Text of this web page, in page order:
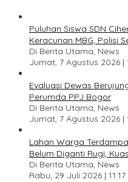
Puluhan Siswa SDN
Keracunan MBG, Polisi
Di Berita Utama, News
Jumat, 7 Agustus 2026 |
Evaluasi Dewas
Perumda PPJ Bogor
Di Berita Utama, News
Jumat, 7 Agustus 2026 |
Lahan Warga
Belum Diganti Rugi,
Di Berita Utama, News
Rabu, 29 Juli 2026 | 11:17